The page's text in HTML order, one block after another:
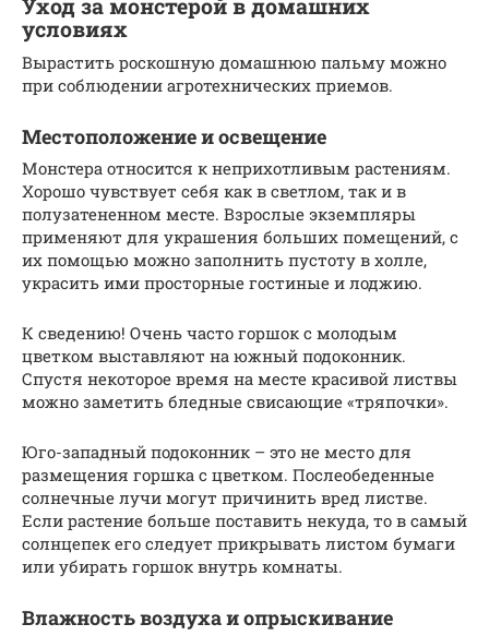
Уход за монстерой в домашних
условиях
Вырастить роскошную домашнюю пальму можно
при соблюдении агротехнических приемов.
Местоположение и освещение
Монстера относится к неприхотливым растениям.
Хорошо чувствует себя как в светлом, так и в
полузатененном месте. Взрослые экземпляры
применяют для украшения больших помещений, с
их помощью можно заполнить пустоту в холле,
украсить ими просторные гостиные и лоджию.
К сведению! Очень часто горшок с молодым
цветком выставляют на южный подоконник.
Спустя некоторое время на месте красивой листвы
можно заметить бледные свисающие «тряпочки».
Юго-западный подоконник – это не место для
размещения горшка с цветком. Послеобеденные
солнечные лучи могут причинить вред листве.
Если растение больше поставить некуда, то в самый
солнцепек его следует прикрывать листом бумаги
или убирать горшок внутрь комнаты.
Влажность воздуха и опрыскивание